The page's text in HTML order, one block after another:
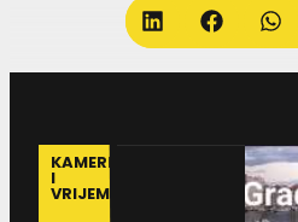
KAMERE
I
VRIJEME